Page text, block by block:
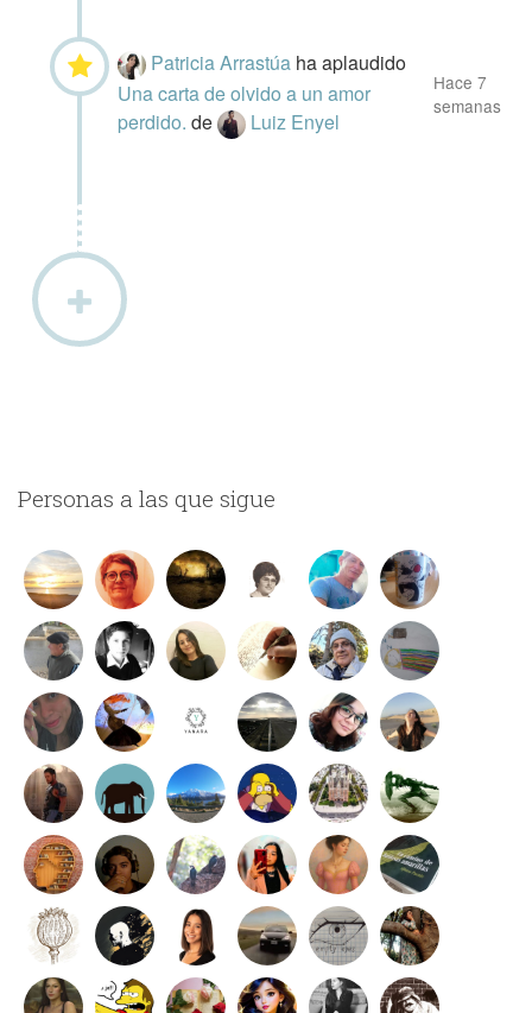
Patricia Arrastúa ha aplaudido
Una carta de olvido a un amor
perdido.de Luiz Enyel
Hace 7
semanas
Personas a las que sigue